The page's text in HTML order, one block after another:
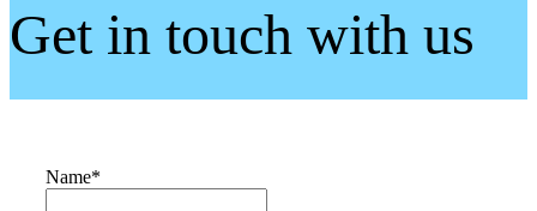
Get in touch with us
Name*